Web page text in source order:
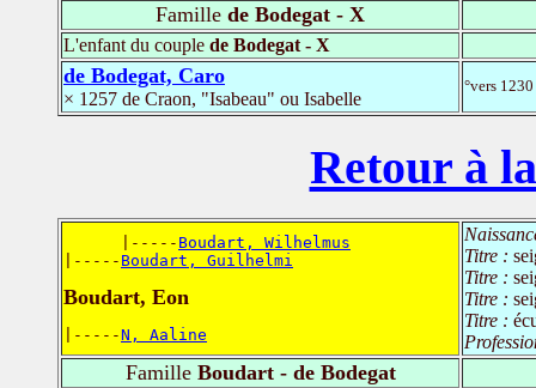
Famille de Bodegat - X
L'enfant du couple de Bodegat - X
de Bodegat, Caro
× 1257 de Craon, "Isabeau" ou Isabelle
°vers
Retour à
      |-----
Boudart, Wilhelmus
|----- Boudart, Guilhelmi
Boudart, Eon
|-----N, Aaline
Titre :
Titre :
Titre :
Titre :
FamilleBoudart - de Bodegat